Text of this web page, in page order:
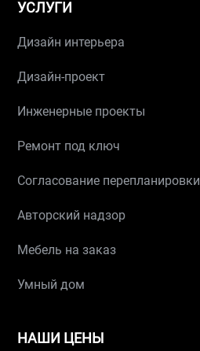
УСЛУГИ
Дизайн интерьера
Дизайн-проект
Инженерные проекты
Ремонт под ключ
Согласование перепланировки
Авторский надзор
Мебель на заказ
Умный дом
НАШИ ЦЕНЫ